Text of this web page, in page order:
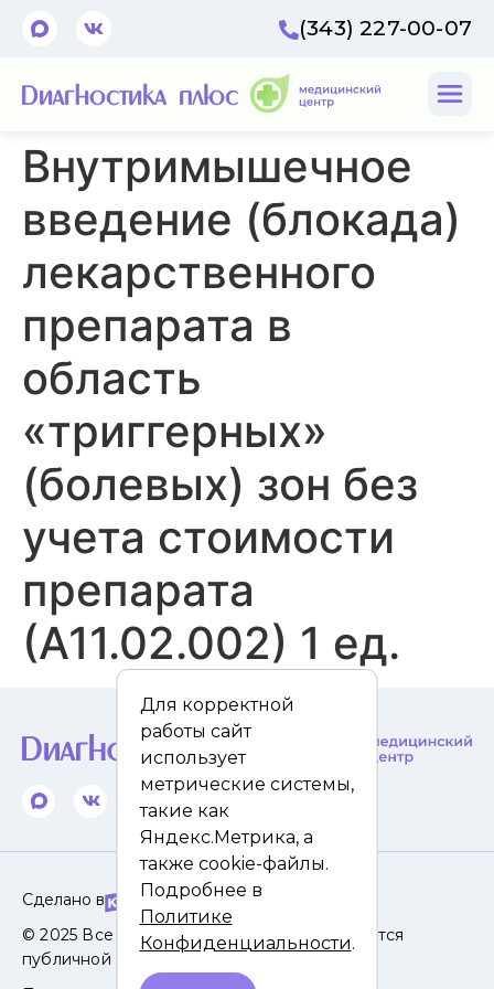
(343) 227-00-07
Внутримышечное
введение (блокада)
лекарственного
препарата в
область
«триггерных»
(болевых) зон без
учета стоимости
препарата
(А11.02.002) 1 ед.
Сделано в
© 2025 Все права защищены. Сайт не является
публичной офертой.
Для корректной
работы сайт
использует
метрические системы,
такие как
Яндекс.Метрика, а
также cookie-файлы.
Подробнее в
Политике
Конфиденциальности.